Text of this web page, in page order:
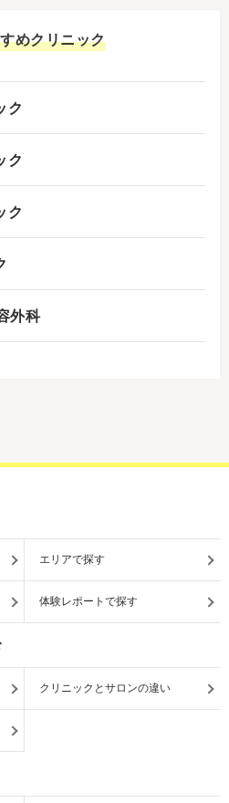
めクリニック
ク
ク
ク
外科
エリアで探す
体験レポートで探す
クリニックとサロンの違い